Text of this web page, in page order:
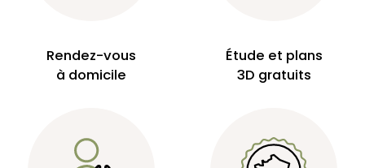
Rendez-vous
à domicile
Étude et plans
3D gratuits